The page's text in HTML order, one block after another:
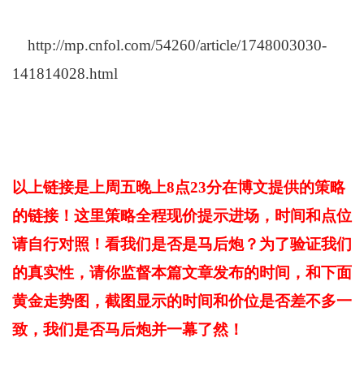
http://mp.cnfol.com/54260/article/1748003030-
141814028.html
以上链接是上周五晚上8点23分在博文提供的策略
的链接！这里策略全程现价提示进场，时间和点位
请自行对照！看我们是否是马后炮？为了验证我们
的真实性，请你监督本篇文章发布的时间，和下面
黄金走势图，截图显示的时间和价位是否差不多一
致，我们是否马后炮并一幕了然！